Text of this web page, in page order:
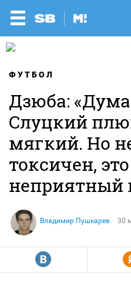
ФУТБОЛ
Дзюба:
Слуцкий
мягкий. Но
токсичен,
неприятный
Владимир Пушкарев 30
R